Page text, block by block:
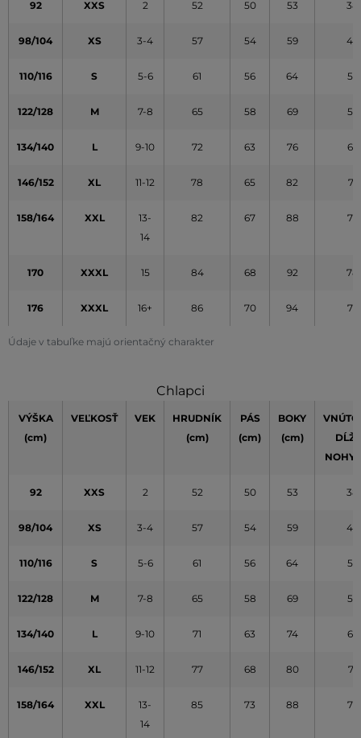
Údaje v tabuľke majú orientačný charakter
92 XXS 2 52 50 53 38
98/104 XS 3-4 57 54 59 45
110/116 S 5-6 61 56 64 52
122/128 M 7-8 65 58 69 59
134/140 L 9-10 72 63 76 65
146/152 XL 11-12 78 65 82 71
158/164 XXL
13-
14
82 67 88 77
170 XXXL 15 84 68 92 78
176 XXXL 16+ 86 70 94 79
Chlapci
VÝŠKA
(cm)
VEĽKOSŤ VEK
HRUDNÍK
(cm)
PÁS
(cm)
BOKY
(cm)
NOHY
92 XXS 2 52 50 53 38
98/104 XS 3-4 57 54 59 45
110/116 S 5-6 61 56 64 52
122/128 M 7-8 65 58 69 59
134/140 L 9-10 71 63 74 65
146/152 XL 11-12 77 68 80 71
158/164 XXL
13-
14
85 73 88 77